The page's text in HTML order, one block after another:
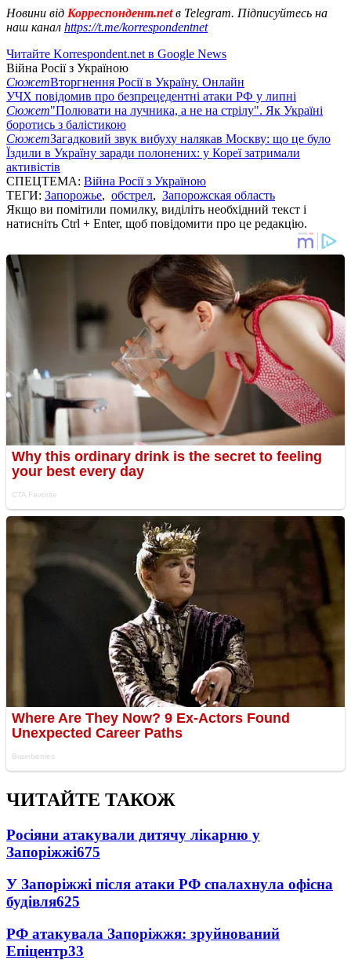
Новини від Корреспондент.netв Telegram. Підписуйтесь на
наш канал https://t.me/korrespondentnet
Читайте Korrespondent.net в Google News
Війна Росії з Україною
СюжетВторгнення Росії в Україну. Онлайн
УЧХ повідомив про безпрецедентні атаки РФ у липні
Сюжет"Полювати на лучника, а не на стрілу". Як Україні
боротись з балістикою
СюжетЗагадковий звук вибуху налякав Москву: що це було
Їздили в Україну заради полонених: у Кореї затримали
активістів
СПЕЦТЕМА: Війна Росії з Україною
ТЕГИ: Запорожье, обстрел, Запорожская область
Якщо ви помітили помилку, виділіть необхідний текст і
натисніть Ctrl + Enter, щоб повідомити про це редакцію.
ЧИТАЙТЕ ТАКОЖ
Росіяни атакували дитячу лікарню у
Запоріжжі675
У Запоріжжі після атаки РФ спалахнула офісна
будівля625
РФ атакувала Запоріжжя: зруйнований
Епіцентр33